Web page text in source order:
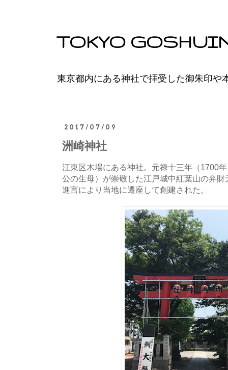
TOKYO
東京都内にある神社で拝受した御朱印や
2017/07/09
洲崎神社
江東区木場にある神社。元禄十三年（1700
公の生母）が崇敬した江戸城中紅葉山の弁
進言により当地に遷座して創建された。